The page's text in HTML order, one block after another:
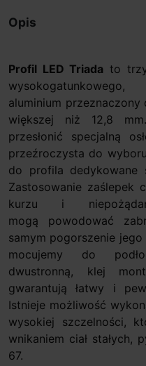
Opis
Profil LED Triada to
aluminium
większej niż 12,8
przesłonić specjalną
przeźroczysta do
do profila dedykowane
Zastosowanie zaślepek
kurzu i
mogą powodować
samym pogorszenie
mocujemy do
dwustronną, klej
gwarantują łatwy i
Istnieje możliwość
wysokiej szczelności,
wnikaniem ciał stałych,
67.